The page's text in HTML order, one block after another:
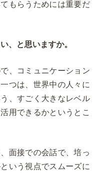
もらうためには重要だ
、と思いますか。
、コミュニケーション
つは、世界中の人々に
、すごく大きなレベル
用できるかというとこ
面接での会話で、培っ
いう視点でスムーズに